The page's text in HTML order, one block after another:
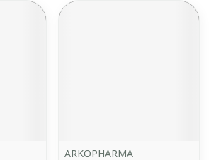
ARKOPHARMA